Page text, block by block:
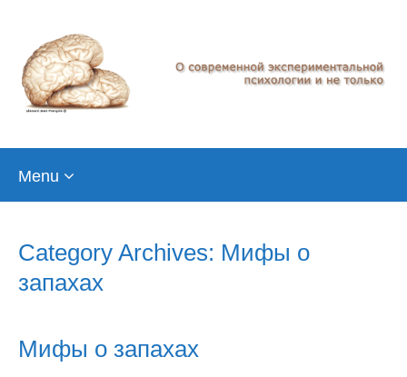
Menu
Category Archives: Мифы о
запахах
Мифы о запахах